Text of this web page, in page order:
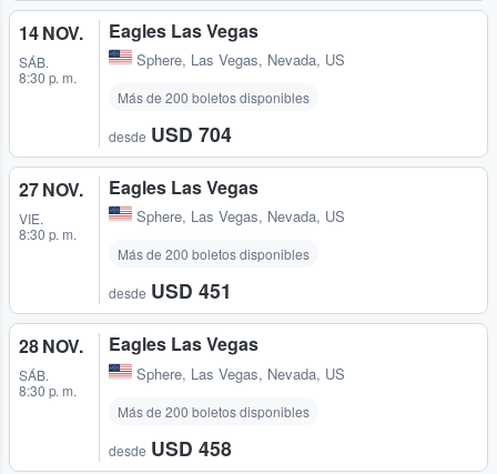
14 NOV.
SÁB.
8:30 p. m.
Eagles Las Vegas
Sphere, Las Vegas, Nevada, US
Más de 200 boletos disponibles
desde USD 704
27 NOV.
VIE.
8:30 p. m.
Eagles Las Vegas
Sphere, Las Vegas, Nevada, US
Más de 200 boletos disponibles
desde USD 451
28 NOV.
SÁB.
8:30 p. m.
Eagles Las Vegas
Sphere, Las Vegas, Nevada, US
Más de 200 boletos disponibles
desde USD 458